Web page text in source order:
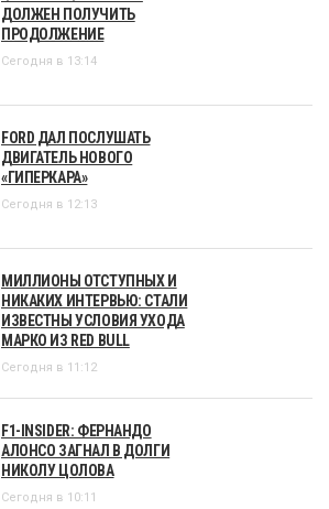
ДОЛЖЕН ПОЛУЧИТЬ
ПРОДОЛЖЕНИЕ
Сегодня в 13:14
FORD ДАЛ ПОСЛУШАТЬ
ДВИГАТЕЛЬ НОВОГО
«ГИПЕРКАРА»
Сегодня в 12:13
МИЛЛИОНЫ ОТСТУПНЫХ И
НИКАКИХ ИНТЕРВЬЮ: СТАЛИ
ИЗВЕСТНЫ УСЛОВИЯ УХОДА
МАРКО ИЗ RED BULL
Сегодня в 11:12
F1-INSIDER: ФЕРНАНДО
АЛОНСО ЗАГНАЛ В ДОЛГИ
НИКОЛУ ЦОЛОВА
Сегодня в 10:11